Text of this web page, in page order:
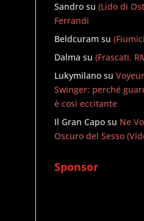
Sandro su(Lido di
Ferrandi
Beldcuram su
Dalma su(Frascati,
Lukymilano su
Swinger: perché
è così eccitante
Il Gran Capo su Ne
Oscuro del Sesso
Sponsor